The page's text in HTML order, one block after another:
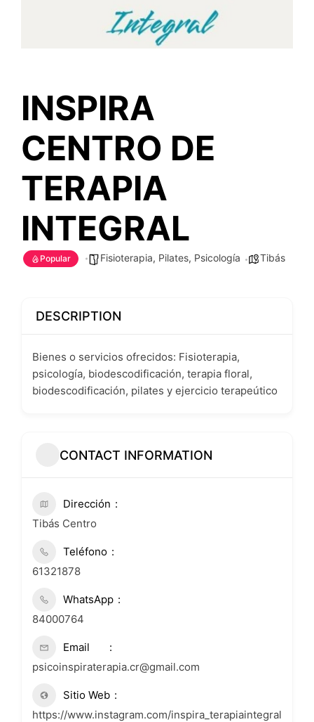
INSPIRA
CENTRO DE
TERAPIA
INTEGRAL
Popular Fisioterapia, Pilates, Psicología Tibás
DESCRIPTION
Bienes o servicios ofrecidos: Fisioterapia,
psicología, biodescodificación, terapia floral,
biodescodificación, pilates y ejercicio terapeútico
CONTACT INFORMATION
Dirección
Tibás Centro
Teléfono
61321878
WhatsApp
84000764
Email
psicoinspiraterapia.cr@gmail.com
Sitio Web
https://www.instagram.com/inspira_terapiaintegral